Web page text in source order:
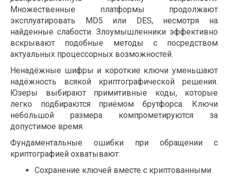
Множественные платформы продолжают
эксплуатировать MD5 или DES, несмотря на
найденные слабости. Злоумышленники эффективно
вскрывают подобные методы с посредством
актуальных процессорных возможностей.
Ненадёжные шифры и короткие ключи уменьшают
надёжность всякой криптографической решения.
Юзеры выбирают примитивные коды, которые
легко подбираются приёмом брутфорса. Ключи
небольшой размера компрометируются за
допустимое время.
Фундаментальные ошибки при обращении с
криптографией охватывают:
Сохранение ключей вместе с криптованными